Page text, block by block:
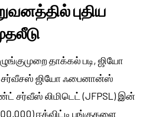
புதிய
தாக்கல் படி, ஜியோ
ஜியோ ஃபைனான்ஸ்
சர்வீஸ் லிமிடெட் (JFPSL) இன்
ஈக்விட்டி பங்குகளை